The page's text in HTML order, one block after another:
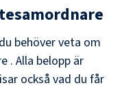
behöver veta om
. Alla belopp är
också vad du får